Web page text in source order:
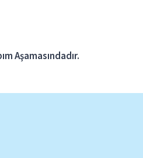
RANDEVU
Aşamasındadır.